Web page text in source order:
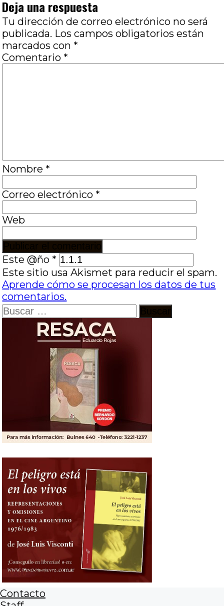
Deja una respuesta
Tu dirección de correo electrónico no será
publicada. Los campos obligatorios están
marcados con *
Comentario *
Nombre *
Correo electrónico *
Web
Este @ño *
Este sitio usa Akismet para reducir el spam.
Aprende cómo se procesan los datos de tus
comentarios.
Buscar:
Contacto